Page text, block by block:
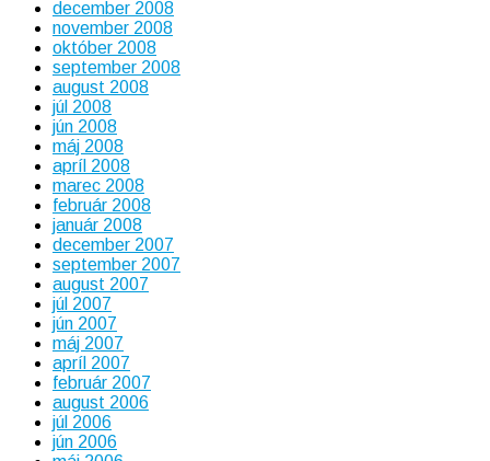
december 2008
november 2008
október 2008
september 2008
august 2008
júl 2008
jún 2008
máj 2008
apríl 2008
marec 2008
február 2008
január 2008
december 2007
september 2007
august 2007
júl 2007
jún 2007
máj 2007
apríl 2007
február 2007
august 2006
júl 2006
jún 2006